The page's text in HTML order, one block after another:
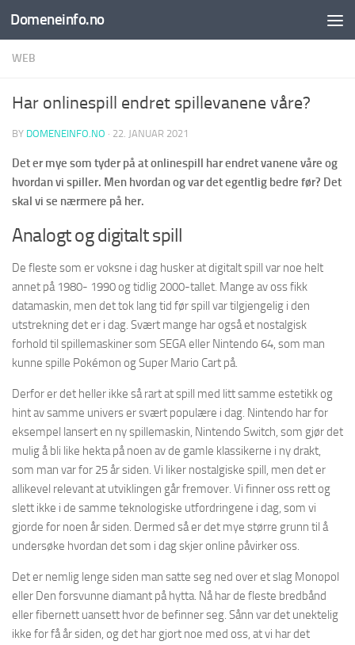
Skip to content
Domeneinfo.no
WEB
Har onlinespill endret spillevanene våre?
BY DOMENEINFO.NO · 22. JANUAR 2021
Det er mye som tyder på at onlinespill har endret vanene våre og
hvordan vi spiller. Men hvordan og var det egentlig bedre før? Det
skal vi se nærmere på her.
Analogt og digitalt spill
De fleste som er voksne i dag husker at digitalt spill var noe helt
annet på 1980- 1990 og tidlig 2000-tallet. Mange av oss fikk
datamaskin, men det tok lang tid før spill var tilgjengelig i den
utstrekning det er i dag. Svært mange har også et nostalgisk
forhold til spillemaskiner som SEGA eller Nintendo 64, som man
kunne spille Pokémon og Super Mario Cart på.
Derfor er det heller ikke så rart at spill med litt samme estetikk og
hint av samme univers er svært populære i dag. Nintendo har for
eksempel lansert en ny spillemaskin, Nintendo Switch, som gjør det
mulig å bli like hekta på noen av de gamle klassikerne i ny drakt,
som man var for 25 år siden. Vi liker nostalgiske spill, men det er
allikevel relevant at utviklingen går fremover. Vi finner oss rett og
slett ikke i de samme teknologiske utfordringene i dag, som vi
gjorde for noen år siden. Dermed så er det mye større grunn til å
undersøke hvordan det som i dag skjer online påvirker oss.
Det er nemlig lenge siden man satte seg ned over et slag Monopol
eller Den forsvunne diamant på hytta. Nå har de fleste bredbånd
eller fibernett uansett hvor de befinner seg. Sånn var det unektelig
ikke for få år siden, og det har gjort noe med oss, at vi har det